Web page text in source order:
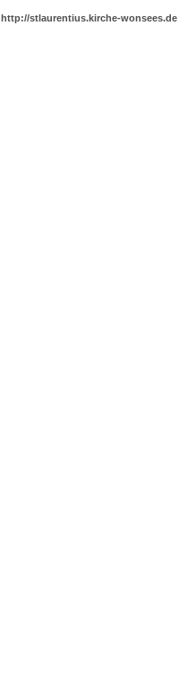
http://stlaurentius.kirche-wonsees.de